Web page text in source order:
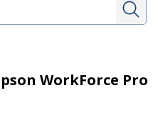
WorkForce Pro